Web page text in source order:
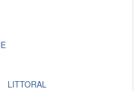
LITTORAL